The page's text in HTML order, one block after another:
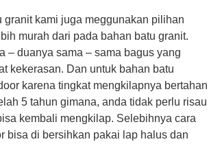
kami juga meggunakan pilihan
murah dari pada bahan batu granit.
– duanya sama – sama bagus yang
kekerasan. Dan untuk bahan batu
karena tingkat mengkilapnya bertahan
5 tahun gimana, anda tidak perlu risau
kembali mengkilap. Selebihnya cara
bisa di bersihkan pakai lap halus dan